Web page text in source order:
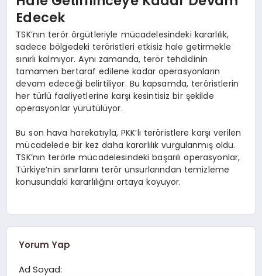
Edecek
TSK’nın terör örgütleriyle mücadelesindeki kararlılık,
sadece bölgedeki teröristleri etkisiz hale getirmekle
sınırlı kalmıyor. Aynı zamanda, terör tehdidinin
tamamen bertaraf edilene kadar operasyonların
devam edeceği belirtiliyor. Bu kapsamda, teröristlerin
her türlü faaliyetlerine karşı kesintisiz bir şekilde
operasyonlar yürütülüyor.
Bu son hava harekatıyla, PKK’lı teröristlere karşı verilen
mücadelede bir kez daha kararlılık vurgulanmış oldu.
TSK’nın terörle mücadelesindeki başarılı operasyonlar,
Türkiye’nin sınırlarını terör unsurlarından temizleme
konusundaki kararlılığını ortaya koyuyor.
Yorum Yap
Ad Soyad: